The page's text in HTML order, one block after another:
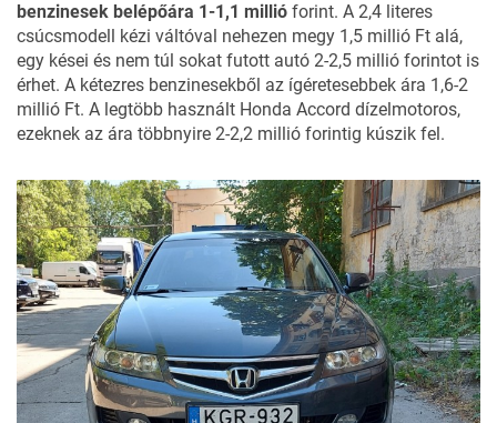
benzinesek belépőára 1-1,1 millió forint. A 2,4 literes
csúcsmodell kézi váltóval nehezen megy 1,5 millió Ft alá,
egy kései és nem túl sokat futott autó 2-2,5 millió forintot is
érhet. A kétezres benzinesekből az ígéretesebbek ára 1,6-2
millió Ft. A legtöbb használt Honda Accord dízelmotoros,
ezeknek az ára többnyire 2-2,2 millió forintig kúszik fel.